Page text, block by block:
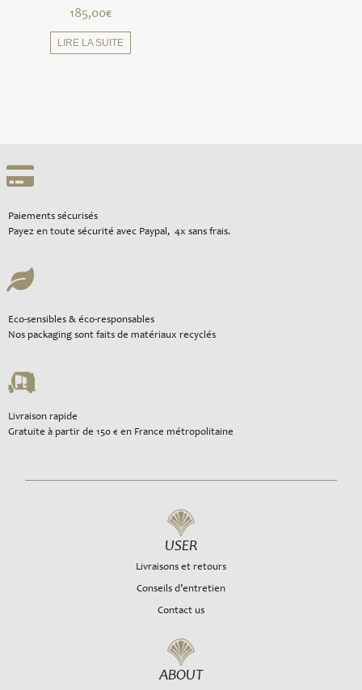
185,00€
LIRE LA SUITE
Paiements sécurisés
Payez en toute sécurité avec Paypal, 4x sans frais.
Eco-sensibles & éco-responsables
Nos packaging sont faits de matériaux recyclés
Livraison rapide
Gratuite à partir de 150 € en France métropolitaine
USER
Livraisons et retours
Conseils d’entretien
Contact us
ABOUT